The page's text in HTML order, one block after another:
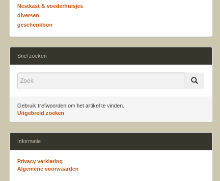
Nestkast & voederhuisjes
diversen
geschenkbon
Snel zoeken
Gebruik trefwoorden om het artikel te vinden.
Uitgebreid zoeken
Informatie
Privacy verklaring
Algemene voorwaarden